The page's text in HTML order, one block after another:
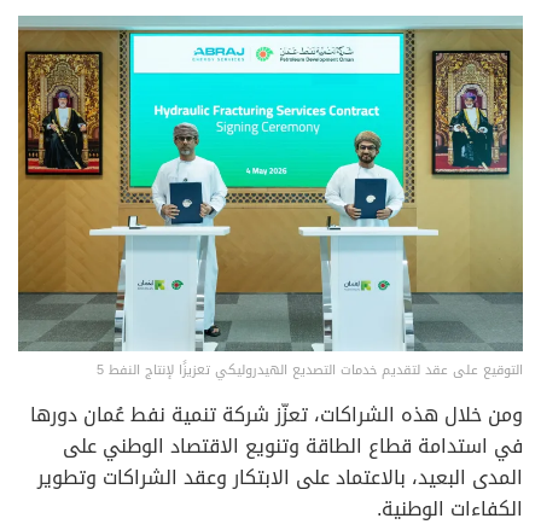
التوقيع على عقد لتقديم خدمات التصديع الهيدروليكي تعزيزًا لإنتاج النفط 5
ومن خلال هذه الشراكات، تعزّز شركة تنمية نفط عُمان دورها
في استدامة قطاع الطاقة وتنويع الاقتصاد الوطني على
المدى البعيد، بالاعتماد على الابتكار وعقد الشراكات وتطوير
الكفاءات الوطنية.